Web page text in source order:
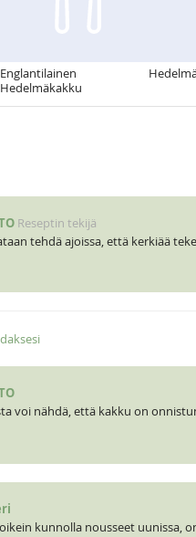
Englantilainen
Hedelmäkakku
Reseptin tekijä
tehdä ajoissa, että kerkiää
voi nähdä, että kakku on
kunnolla nousseet uunissa,